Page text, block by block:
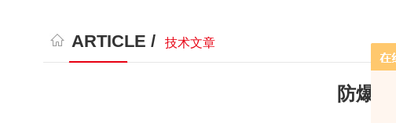
ARTICLE / 技术文章
防爆